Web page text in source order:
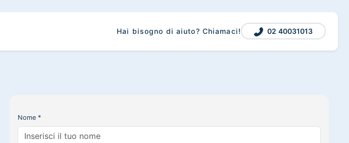
Hai bisogno di aiuto? Chiamaci! 02 40031013
Nome *